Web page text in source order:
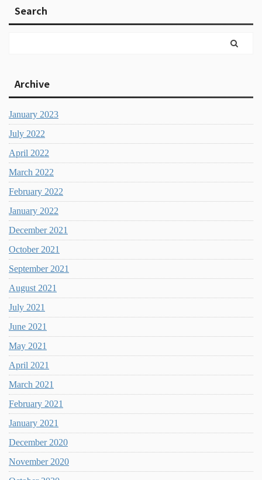
Search
Archive
January 2023
July 2022
April 2022
March 2022
February 2022
January 2022
December 2021
October 2021
September 2021
August 2021
July 2021
June 2021
May 2021
April 2021
March 2021
February 2021
January 2021
December 2020
November 2020